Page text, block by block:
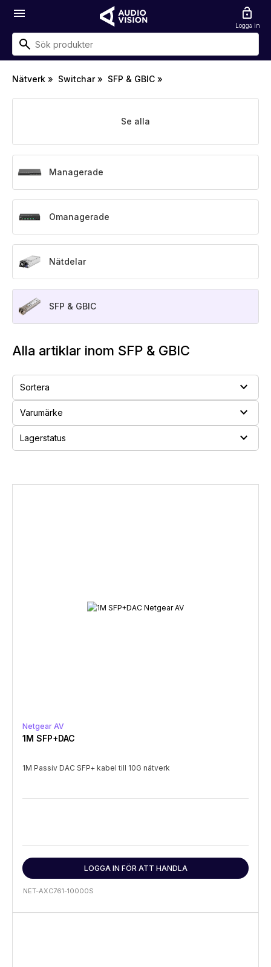
menu lock_open
Logga in
Nätverk » Switchar» SFP & GBIC »
Se alla
Managerade
Omanagerade
Nätdelar
SFP & GBIC
Alla artiklar inom SFP & GBIC
Sortera expand_more
Varumärke expand_more
Lagerstatus expand_more
Netgear AV
1M SFP+DAC
1M Passiv DAC SFP+ kabel till 10G nätverk
LOGGA IN FÖR ATT HANDLA
NET-AXC761-10000S